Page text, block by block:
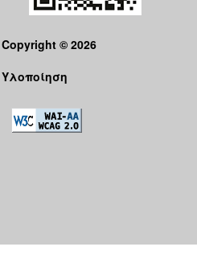
Copyright © 2026
Υλοποίηση